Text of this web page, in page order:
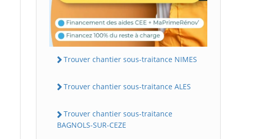
Trouver chantier sous-traitance NIMES
Trouver chantier sous-traitance ALES
Trouver chantier sous-traitance
BAGNOLS-SUR-CEZE